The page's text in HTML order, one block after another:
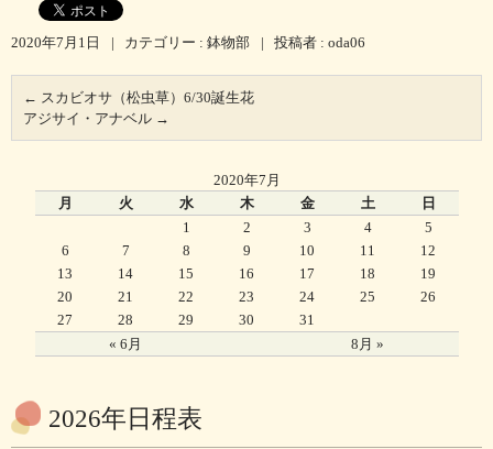
2020年7月1日 | カテゴリー : 鉢物部 | 投稿者 : oda06
← スカビオサ（松虫草）6/30誕生花
アジサイ・アナベル →
2020年7月
月
火 水 木 金 土 日
« 6月 8月 »
1 2 3 4
5
6
7 8 9 10 11
12
13
14 15 16 17 18
19
20
21 22 23 24 25
26
27
28 29 30 31
2026年日程表